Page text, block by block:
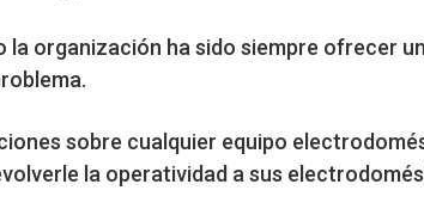
la organización ha sido siempre ofrecer
sobre cualquier equipo
la operatividad a sus